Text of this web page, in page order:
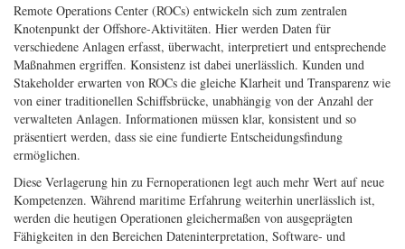
Remote Operations Center (ROCs) entwickeln sich zum zentralen
Knotenpunkt der Offshore-Aktivitäten. Hier werden Daten für
verschiedene Anlagen erfasst, überwacht, interpretiert und entsprechende
Maßnahmen ergriffen. Konsistenz ist dabei unerlässlich. Kunden und
Stakeholder erwarten von ROCs die gleiche Klarheit und Transparenz wie
von einer traditionellen Schiffsbrücke, unabhängig von der Anzahl der
verwalteten Anlagen. Informationen müssen klar, konsistent und so
präsentiert werden, dass sie eine fundierte Entscheidungsfindung
ermöglichen.
Diese Verlagerung hin zu Fernoperationen legt auch mehr Wert auf neue
Kompetenzen. Während maritime Erfahrung weiterhin unerlässlich ist,
werden die heutigen Operationen gleichermaßen von ausgeprägten
Fähigkeiten in den Bereichen Dateninterpretation, Software- und